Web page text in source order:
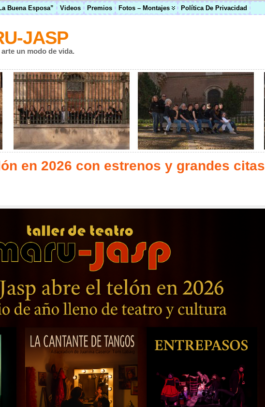
Buena Esposa” Videos Premios Fotos – Montajes Política De Privacidad
JASP
un modo de vida.
en 2026 con estrenos y grandes citas